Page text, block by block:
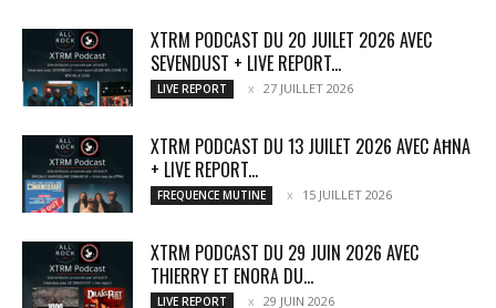
XTRM PODCAST DU 20 JUILET 2026 AVEC
SEVENDUST + LIVE REPORT...
LIVE REPORT 27 JUILLET 2026
XTRM PODCAST DU 13 JUILET 2026 AVEC AĦNA
+ LIVE REPORT...
FREQUENCE MUTINE 15 JUILLET 2026
XTRM PODCAST DU 29 JUIN 2026 AVEC
THIERRY ET ENORA DU...
LIVE REPORT 29 JUIN 2026